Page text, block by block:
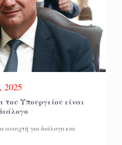
2025
Υπουργείου είναι
ανοιχτή για διάλογο και